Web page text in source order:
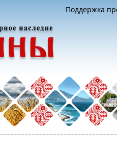
Поддержка